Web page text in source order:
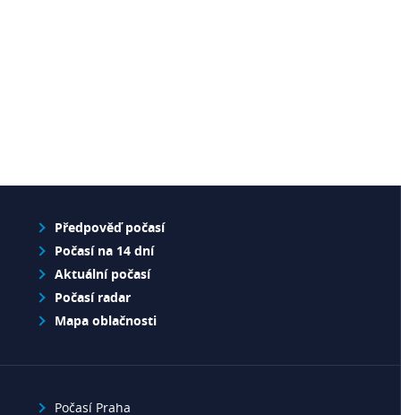
Předpověď počasí
Počasí na 14 dní
Aktuální počasí
Počasí radar
Mapa oblačnosti
Počasí Praha